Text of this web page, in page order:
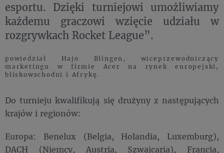
esportu. Dzięki turniejowi umożliwiamy
każdemu graczowi wzięcie udziału w
rozgrywkach Rocket League”.
powiedział Hajo Blingen, wiceprzewodniczący
marketingu w firmie Acer na rynek europejski,
bliskowschodni i Afrykę.
Do turnieju kwalifikują się drużyny z następujących
krajów i regionów:
Europa: Benelux (Belgia, Holandia, Luxemburg),
DACH (Niemcy, Austria, Szwajcaria), Francja,